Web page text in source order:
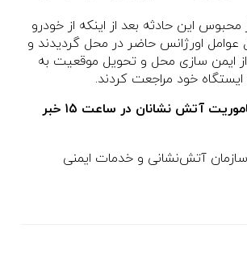
محبوس این حادثه بعد از اینکه از خودرو
اورژانس حاضر در محل گردیدند و
ایمن سازی محل و تحویل موقعیت به
ایستگاه خود مراجعت کردند.
احمدی از پایان ماموریت آتش نشانان در ساعت ۱۵ خبر
آتش‌نشانی و خدمات ایمنی